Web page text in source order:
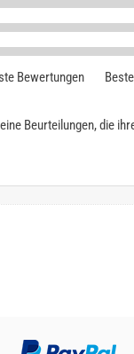
Bewertungen
Beurteilungen, die